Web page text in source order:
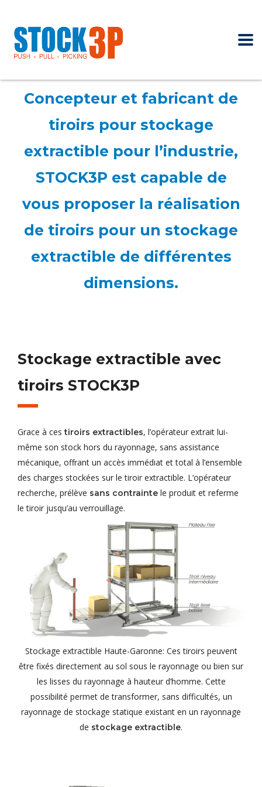
Concepteur et fabricant de
tiroirs pour stockage
extractible pour l’industrie,
STOCK3P est capable de
vous proposer la réalisation
de tiroirs pour un stockage
extractible de différentes
dimensions.
Stockage extractible avec
tiroirs STOCK3P
Grace à cestiroirs extractibles, l’opérateur extrait lui-
même son stock hors du rayonnage, sans assistance
mécanique, offrant un accès immédiat et total à l’ensemble
des charges stockées sur le tiroir extractible. L’opérateur
recherche, prélève sans contrainte le produit et referme
le tiroir jusqu’au verrouillage.
Stockage extractible Haute-Garonne: Ces tiroirs peuvent
être fixés directement au sol sous le rayonnage ou bien sur
les lisses du rayonnage à hauteur d’homme. Cette
possibilité permet de transformer, sans difficultés, un
rayonnage de stockage statique existant en un rayonnage
de stockage extractible.